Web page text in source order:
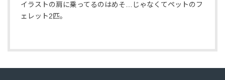
イラストの肩に乗ってるのはめそ…じゃなくてペットのフ
ェレット2匹。